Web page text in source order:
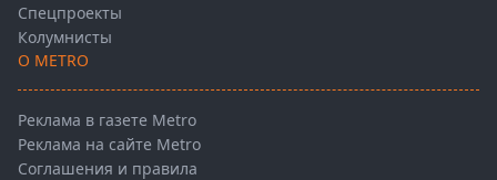
Спецпроекты
Колумнисты
О METRO
Реклама в газете Metro
Реклама на сайте Metro
Соглашения и правила